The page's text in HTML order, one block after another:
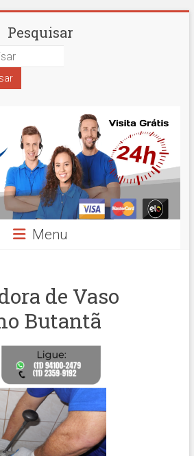
Pesquisar
Menu
de Vaso
Butantã